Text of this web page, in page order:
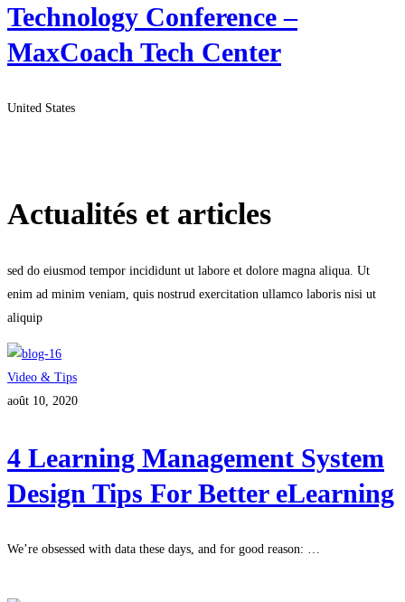
Technology Conference –
MaxCoach Tech Center
United States
Actualités et articles
sed do eiusmod tempor incididunt ut labore et dolore magna aliqua. Ut
enim ad minim veniam, quis nostrud exercitation ullamco laboris nisi ut
aliquip
Video & Tips
août 10, 2020
4 Learning Management System
Design Tips For Better eLearning
We’re obsessed with data these days, and for good reason: …